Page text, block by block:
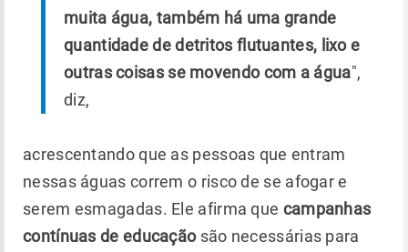
muita água, também há uma grande
quantidade de detritos flutuantes, lixo e
outras coisas se movendo com a água",
diz,
acrescentando que as pessoas que entram
nessas águas correm o risco de se afogar e
serem esmagadas. Ele afirma que campanhas
contínuas de educaçãosão necessárias para